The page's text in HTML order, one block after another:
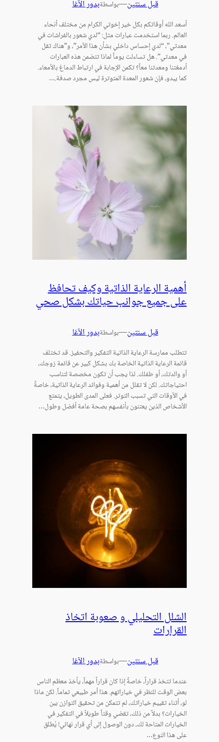
قبل سنتين—بواسطةبدور الآغا
أسعد الله أوقاتكم بكل خير إخوتي الكرام من مختلف أنحاء
العالم. ربما استخدمت عبارات مثل: “لدي شعور بالفراشات في
معدتي”، “لدي إحساس داخلي بشأن هذا الأمر”، و”هناك ثقل
في معدتي”. هل تساءلت يوماً لماذا تتضمن هذه العبارات
أدمغتنا ومعدتنا معاً؟ تكمن الإجابة في ارتباط الدماغ بالأمعاء.
كما يبدو، فإن شعور المعدة المتوترة ليس مجرد صدفة.…
أهمية الرعاية الذاتية وكيف تحافظ
على جميع جوانب حياتك بشكل صحي
قبل سنتين—بواسطةبدور الآغا
تتطلب ممارسة الرعاية الذاتية التفكير والتحفيز. قد تختلف
قائمة الرعاية الذاتية الخاصة بك بشكل كبير عن قائمة زوجك،
أو والدتك، أو طفلك. لذا يجب أن تكون مخصصة لتناسب
احتياجاتك. لكن لا تقلل من أهمية وفوائد الرعاية الذاتية، خاصةً
في الأوقات التي تسبب التوتر. فعلى المدى الطويل، يتمتع
الأشخاص الذين يعتنون بأنفسهم بصحة عامة أفضل وطول…
الشلل التحليلي و صعوبة اتخاذ
القرارات
قبل سنتين—بواسطةبدور الآغا
عندما تتخذ قراراً، خاصةً إذا كان قراراً مهماً، يأخذ معظم الناس
بعض الوقت للنظر في خياراتهم. هذا أمر طبيعي تماماً. لكن ماذا
لو، أثناء تقييم خياراتك، لم تتمكن من تحقيق التوازن بين
الخيارات؟ بدلاً من ذلك، تقضي وقتاً طويلاً في التفكير في
الخيارات المتاحة لك، دون الوصول إلى أي قرار نهائي! يُطلق
على هذا النوع…